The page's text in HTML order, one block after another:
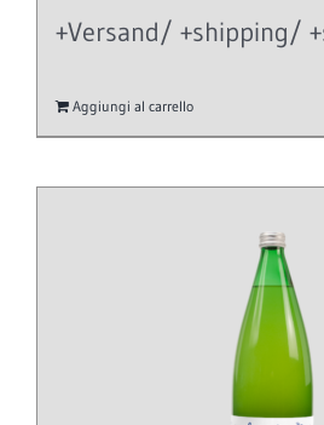
+Versand/ +shipping/
Aggiungi al carrello